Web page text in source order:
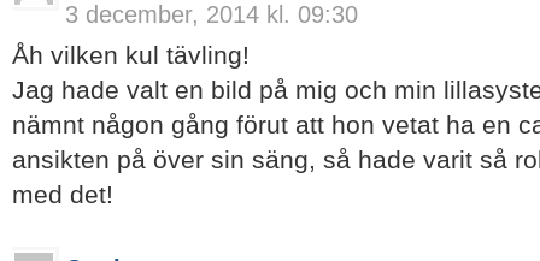
3 december, 2014 kl. 09:30
Åh vilken kul tävling!
Jag hade valt en bild på mig och min
nämnt någon gång förut att hon vetat ha en
ansikten på över sin säng, så hade varit så
med det!